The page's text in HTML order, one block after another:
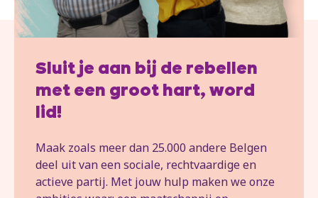
Sluit je aan bij de rebellen
met een groot hart, word
lid!
Maak zoals meer dan 25.000 andere Belgen
deel uit van een sociale, rechtvaardige en
actieve partij. Met jouw hulp maken we onze